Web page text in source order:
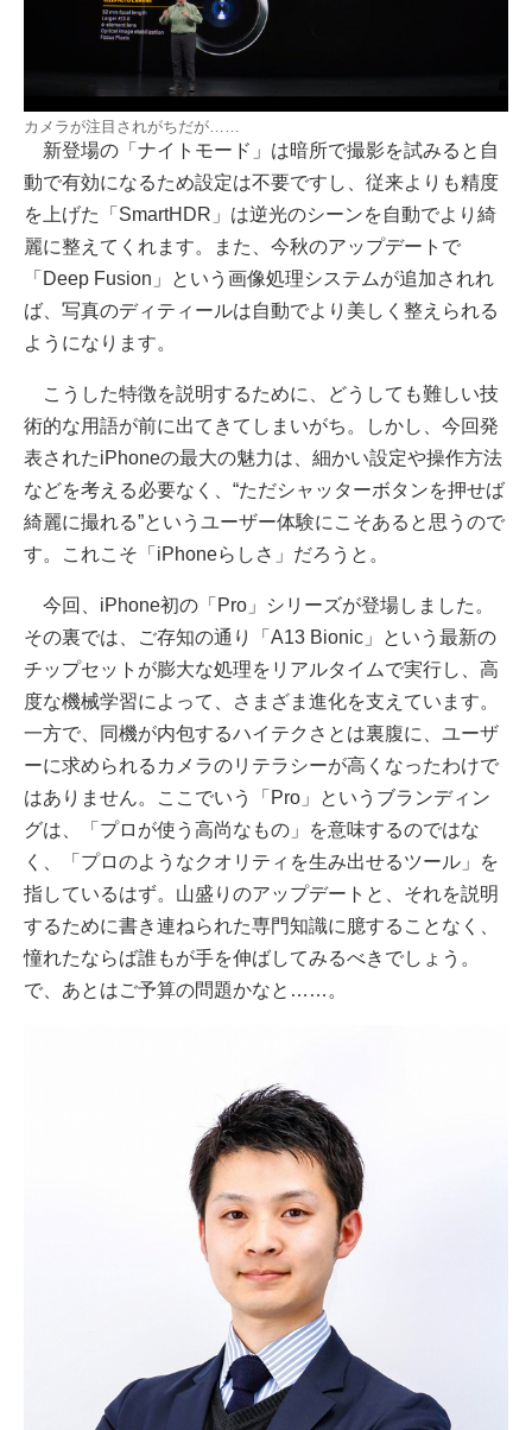
カメラが注目されがちだが……
新登場の「ナイトモード」は暗所で撮影を試みると自
動で有効になるため設定は不要ですし、従来よりも精度
を上げた「SmartHDR」は逆光のシーンを自動でより綺
麗に整えてくれます。また、今秋のアップデートで
「Deep Fusion」という画像処理システムが追加されれ
ば、写真のディティールは自動でより美しく整えられる
ようになります。
こうした特徴を説明するために、どうしても難しい技
術的な用語が前に出てきてしまいがち。しかし、今回発
表されたiPhoneの最大の魅力は、細かい設定や操作方法
などを考える必要なく、“ただシャッターボタンを押せば
綺麗に撮れる”というユーザー体験にこそあると思うので
す。これこそ「iPhoneらしさ」だろうと。
今回、iPhone初の「Pro」シリーズが登場しました。
その裏では、ご存知の通り「A13 Bionic」という最新の
チップセットが膨大な処理をリアルタイムで実行し、高
度な機械学習によって、さまざま進化を支えています。
一方で、同機が内包するハイテクさとは裏腹に、ユーザ
ーに求められるカメラのリテラシーが高くなったわけで
はありません。ここでいう「Pro」というブランディン
グは、「プロが使う高尚なもの」を意味するのではな
く、「プロのようなクオリティを生み出せるツール」を
指しているはず。山盛りのアップデートと、それを説明
するために書き連ねられた専門知識に臆することなく、
憧れたならば誰もが手を伸ばしてみるべきでしょう。
で、あとはご予算の問題かなと……。